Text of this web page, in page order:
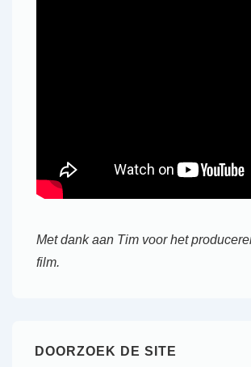
Met dank aan Tim voor het
film.
DOORZOEK DE SITE